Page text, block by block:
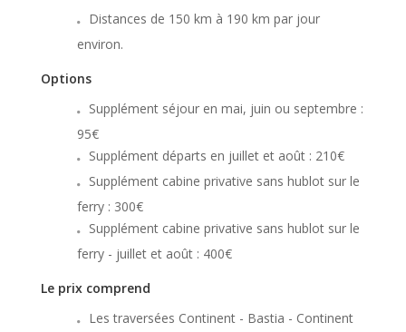
Distances de 150 km à 190 km par jour
environ.
Options
Supplément séjour en mai, juin ou septembre :
95€
Supplément départs en juillet et août : 210€
Supplément cabine privative sans hublot sur le
ferry : 300€
Supplément cabine privative sans hublot sur le
ferry - juillet et août : 400€
Le prix comprend
Les traversées Continent - Bastia - Continent